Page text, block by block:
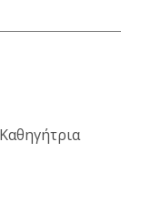
Καθηγήτρια